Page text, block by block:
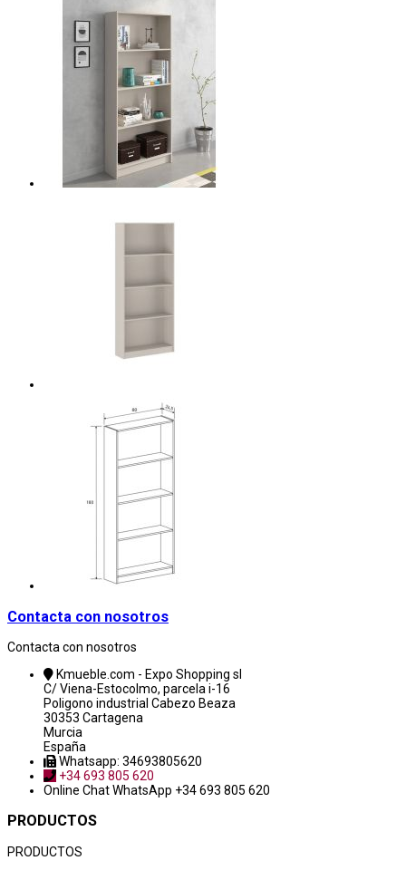
Contacta con nosotros
Contacta con nosotros
Kmueble.com - Expo Shopping sl
C/ Viena-Estocolmo, parcela i-16
Poligono industrial Cabezo Beaza
30353 Cartagena
Murcia
España
Whatsapp: 34693805620
+34 693 805 620
Online ChatWhatsApp +34 693 805 620
PRODUCTOS
PRODUCTOS